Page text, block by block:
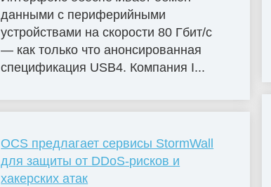
данными с периферийными
устройствами на скорости 80 Гбит/с
— как только что анонсированная
спецификация USB4. Компания I...
OCS предлагает сервисы StormWall
для защиты от DDoS-рисков и
хакерских атак